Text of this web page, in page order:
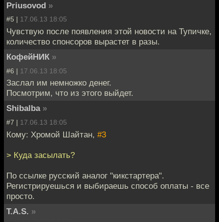
Priusovod »
#5 | 17.06.13 18:05
Чувствую после появления этой новости на Тупичке,
количество спонсоров вырастет в разы.
КофейНИК »
#6 | 17.06.13 18:05
Заслал им немножко денег.
Посмотрим, что из этого выйдет.
Shibalba »
#7 | 17.06.13 18:05
Кому: Хромой Шайтан, #3
> Куда засылать?
По ссылке русский аналог "кикстартера".
Регистрируешься и выбираешь способ оплаты - все
просто.
T.A.S. »